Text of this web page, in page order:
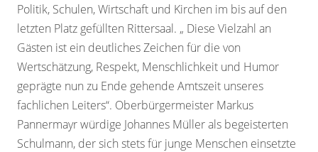
Politik, Schulen, Wirtschaft und Kirchen im bis auf den
letzten Platz gefüllten Rittersaal. „ Diese Vielzahl an
Gästen ist ein deutliches Zeichen für die von
Wertschätzung, Respekt, Menschlichkeit und Humor
geprägte nun zu Ende gehende Amtszeit unseres
fachlichen Leiters“. Oberbürgermeister Markus
Pannermayr würdige Johannes Müller als begeisterten
Schulmann, der sich stets für junge Menschen einsetzte